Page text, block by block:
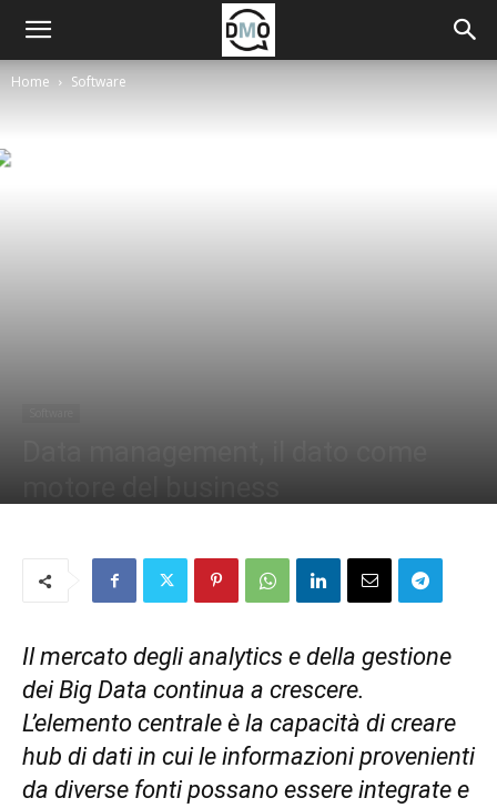
Home Software
Il mercato degli analytics e della gestione
dei Big Data continua a crescere.
L’elemento centrale è la capacità di creare
hub di dati in cui le informazioni provenienti
da diverse fonti possano essere integrate e